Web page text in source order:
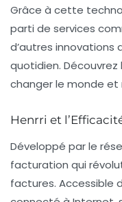
Grâce à cette
parti de services
d’autres
quotidien.
changer le monde et
Henrri et
Développé par le
facturation qui
factures. Accessible